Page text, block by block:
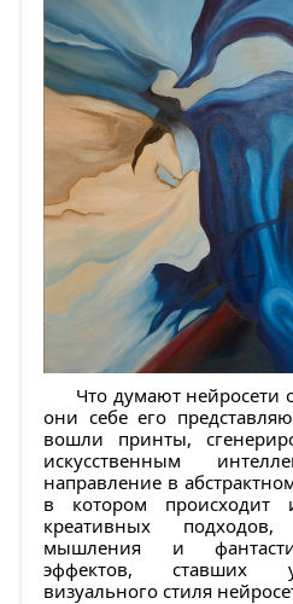
Что думают нейросети
они себе его
вошли принты,
искусственным
направление в
в котором происходит
креативных подходов,
мышления и
эффектов, ставших
визуального стиля